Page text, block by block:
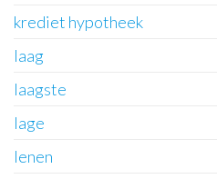
krediet hypotheek
laag
laagste
lage
lenen